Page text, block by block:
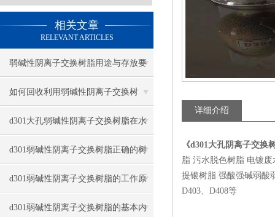
相关文章
RELEVANT ARTICLES
弱碱性阴离子交换树脂用途与存放要
点
如何回收利用弱碱性阴离子交换树
脂？
d301大孔弱碱性阴离子交换树脂在水
处理中的作用
d301弱碱性阴离子交换树脂正确的树
脂高度
d301弱碱性阴离子交换树脂的工作原
理与清洗方式
d301弱碱性阴离子交换树脂的基本内
详细介绍
《d301大孔阴离子交换
脂 污水脱色树脂 电镀
提银树脂 强酸强碱弱酸
D403、D408等